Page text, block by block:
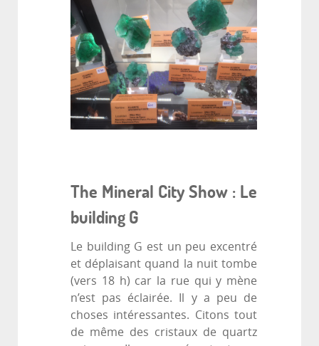
The Mineral City Show : Le
building G
Le building G est un peu excentré
et déplaisant quand la nuit tombe
(vers 18 h) car la rue qui y mène
n’est pas éclairée. Il y a peu de
choses intéressantes. Citons tout
de même des cristaux de quartz